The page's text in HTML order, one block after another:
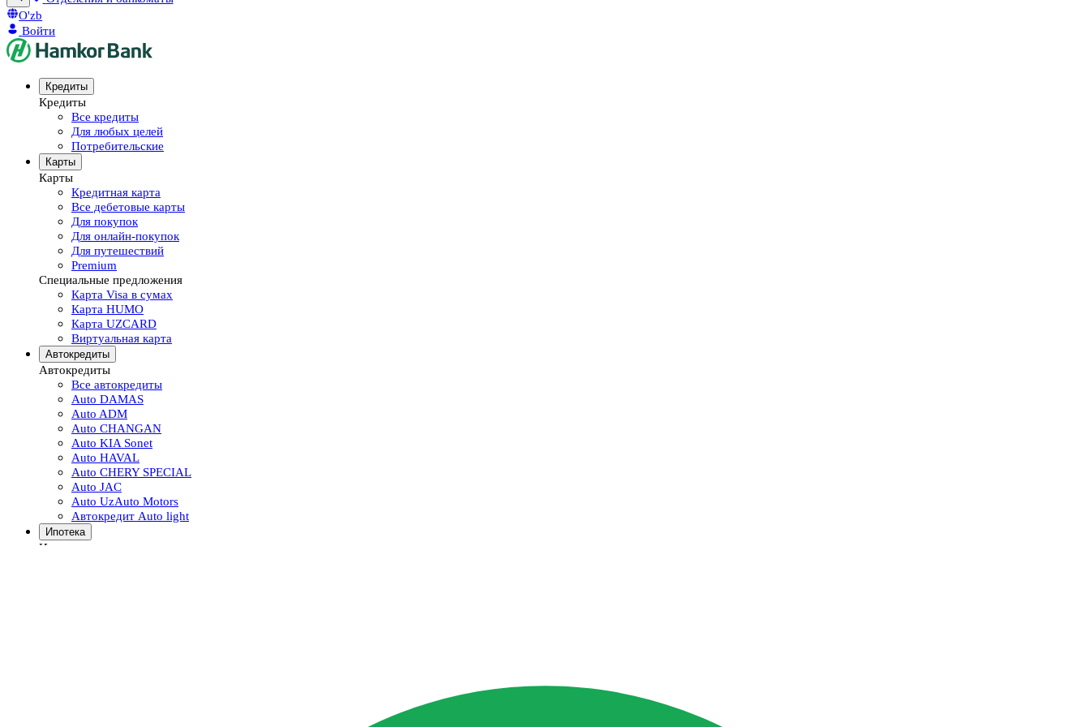
O'zb
Войти
Кредиты
Кредиты
Все кредиты
Для любых целей
Потребительские
Карты
Карты
Кредитная карта
Все дебетовые карты
Для покупок
Для онлайн-покупок
Для путешествий
Premium
Специальные предложения
Карта Visa в сумах
Карта HUMO
Карта UZCARD
Виртуальная карта
Автокредиты
Автокредиты
Все автокредиты
Auto DAMAS
Auto ADM
Auto CHANGAN
Auto KIA Sonet
Auto HAVAL
Auto CHERY SPECIAL
Auto JAC
Auto UzAuto Motors
Автокредит Auto light
Ипотека
Ипотека